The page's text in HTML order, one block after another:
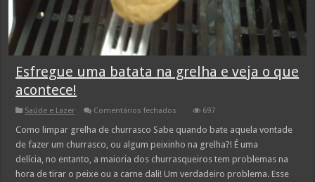
Esfregue uma batata na grelha e veja o que
acontece!
Saúde e Lazer Comentários fechados
uma
batata
na
grelha
e
veja
697
Como limpar grelha de churrasco Sabe quando bate aquela vontade
de fazer um churrasco, ou algum peixinho na grelha?! É uma
delícia, no entanto, a maioria dos churrasqueiros tem problemas na
hora de tirar o peixe ou a carne dali! Um verdadeiro problema. Esse